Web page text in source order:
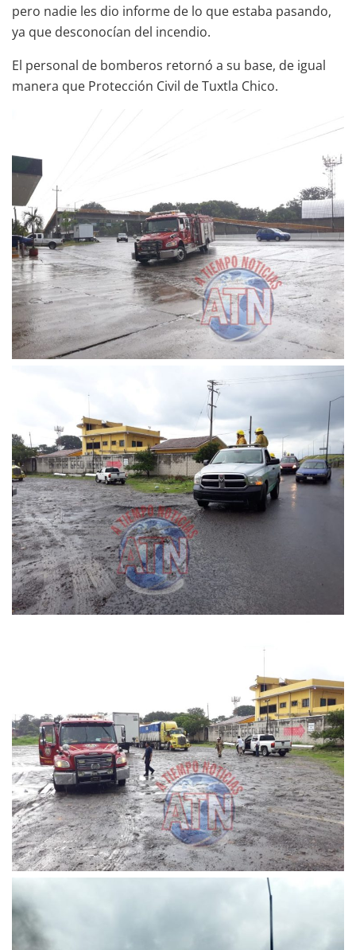
pero nadie les dio informe de lo que estaba pasando,
ya que desconocían del incendio.
El personal de bomberos retornó a su base, de igual
manera que Protección Civil de Tuxtla Chico.